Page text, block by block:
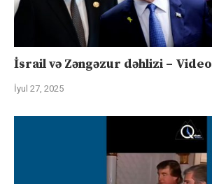
İsrail və Zəngəzur dəhlizi – Video
İyul 27, 2025